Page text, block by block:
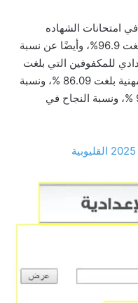
امتحانات الشهاده
الاعداديه للصم وضعاف السمع والتي بلغت 96.9%، وأيضًا عن نسبة
للمكفوفين التي بلغت
86.5 %، ونسبة النجاح في الإعدادية المهنية بلغت 86.09 %، ونسبة
النجاح في المدارس الدولية هي 94.43 %، ونسبة النجاح في